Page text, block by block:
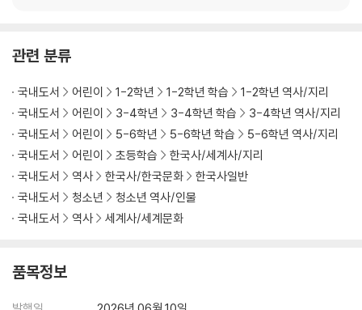
세계사1 - 미국, 핵미사일을 배치한 쿠바를 봉쇄하다
세계사2 - 석유파동을 불러온 제4차 중동전쟁(1973년 10월)
한국사1 - 5·16 군사 쿠데타로 탄생한 제3공화국
한국사2 - 경제개발과 조국 근대화에 가려진 상처들
한국사3 - 권력을 향한 끝없는 욕망, 10월 유신
8. 소련의 아프가니스탄 침공과 고르바초프 등장 / 12·12와 5·18, 그리고
신군부 집권
세계사2 - 미하일 고르바초프의 등장과 변화하는 소련
한국사1 - 12·12와 5·17, 그리고 5·18광주민주화운동
관련 분류
국내도서 어린이 1-2학년 1-2학년 학습
1-2학년 역사/지리
국내도서
어린이 3-4학년 3-4학년 학습
3-4학년 역사/지리
국내도서
어린이 5-6학년 5-6학년 학습
5-6학년 역사/지리
국내도서
어린이 초등학습
한국사/세계사/지리
국내도서
역사 한국사/한국문화
한국사일반
국내도서
청소년
청소년 역사/인물
국내도서
역사 세계사/세계문화
품목정보